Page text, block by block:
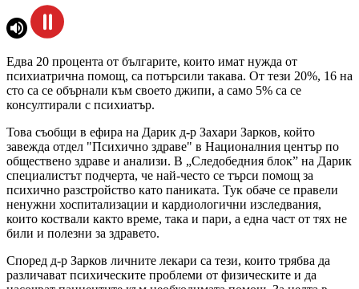
Едва 20 процента от българите, които имат нужда от
психиатрична помощ, са потърсили такава. От тези 20%, 16 на
сто са се обърнали към своето джипи, а само 5% са се
консултирали с психиатър.
Това съобщи в ефира на Дарик д-р Захари Зарков, който
завежда отдел "Психично здраве" в Националния център по
обществено здраве и анализи. В „Следобедния блок” на Дарик
специалистът подчерта, че най-често се търси помощ за
психично разстройство като паниката. Тук обаче се правели
ненужни хоспитализации и кардиологични изследвания,
които коствали както време, така и пари, а една част от тях не
били и полезни за здравето.
Според д-р Зарков личните лекари са тези, които трябва да
различават психическите проблеми от физическите и да